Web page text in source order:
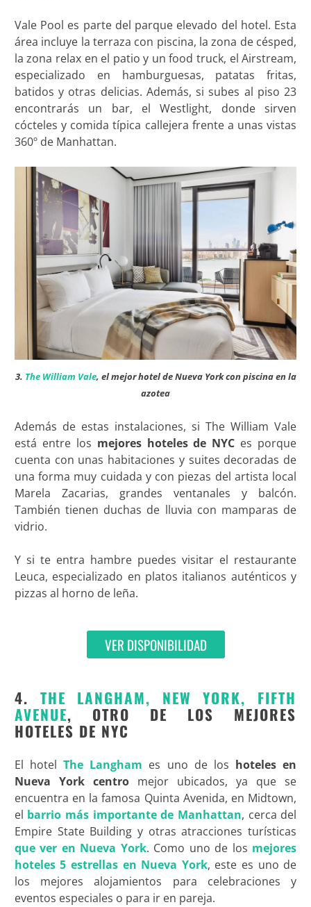
Vale Pool es parte del parque elevado del hotel. Esta
área incluye la terraza con piscina, la zona de césped,
la zona relax en el patio y un food truck, el Airstream,
especializado en hamburguesas, patatas fritas,
batidos y otras delicias. Además, si subes al piso 23
encontrarás un bar, el Westlight, donde sirven
cócteles y comida típica callejera frente a unas vistas
360º de Manhattan.
3. The William Vale, el mejor hotel de Nueva York con piscina en la
azotea
Además de estas instalaciones, si The William Vale
está entre los mejores hoteles de NYC es porque
cuenta con unas habitaciones y suites decoradas de
una forma muy cuidada y con piezas del artista local
Marela Zacarias, grandes ventanales y balcón.
También tienen duchas de lluvia con mamparas de
vidrio.
Y si te entra hambre puedes visitar el restaurante
Leuca, especializado en platos italianos auténticos y
pizzas al horno de leña.
VER DISPONIBILIDAD
4. THE LANGHAM, NEW YORK, FIFTH
AVENUE, OTRO DE LOS MEJORES
HOTELES DE NYC
El hotelThe Langham es uno de los hoteles en
Nueva York centromejor ubicados, ya que se
encuentra en la famosa Quinta Avenida, en Midtown,
el barrio más importante de Manhattan, cerca del
Empire State Building y otras atracciones turísticas
que ver en Nueva York. Como uno de los mejores
hoteles 5 estrellas en Nueva York, este es uno de
los mejores alojamientos para celebraciones y
eventos especiales o para ir en pareja.